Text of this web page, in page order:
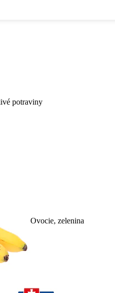
potraviny
Ovocie, zelenina